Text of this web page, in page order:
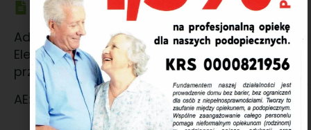
Adres BAE
Adres generowany z Bazy Adresów
Elektronicznych na żądanie użytkownika i
przypisany do skrzynki.
AE:PL-14631-28164-BRRIE-15